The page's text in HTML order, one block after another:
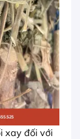
xay đối với